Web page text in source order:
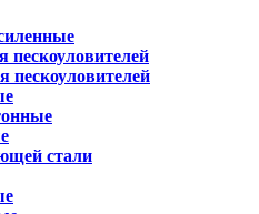
пескоуловителей
стали